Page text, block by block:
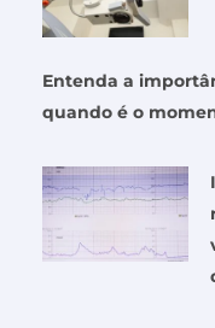
Entenda a
quando é o